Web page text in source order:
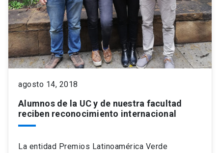
agosto 14, 2018
Alumnos de la UC y de nuestra facultad
reciben reconocimiento internacional
La entidad Premios Latinoamérica Verde